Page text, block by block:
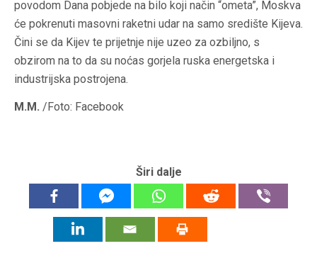
povodom Dana pobjede na bilo koji način “ometa”, Moskva
će pokrenuti masovni raketni udar na samo središte Kijeva.
Čini se da Kijev te prijetnje nije uzeo za ozbiljno, s
obzirom na to da su noćas gorjela ruska energetska i
industrijska postrojena.
M.M. /Foto: Facebook
Širi dalje